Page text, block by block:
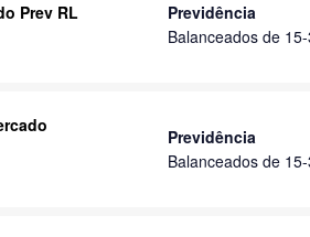
Prev RL
Previdência
Balanceados de
Previdência
Balanceados de